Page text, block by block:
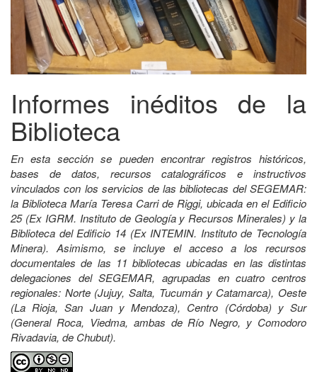
Informes inéditos de la
Biblioteca
En esta sección se pueden encontrar registros históricos,
bases de datos, recursos catalográficos e instructivos
vinculados con los servicios de las bibliotecas del SEGEMAR:
la Biblioteca María Teresa Carri de Riggi, ubicada en el Edificio
25 (Ex IGRM. Instituto de Geología y Recursos Minerales) y la
Biblioteca del Edificio 14 (Ex INTEMIN. Instituto de Tecnología
Minera). Asimismo, se incluye el acceso a los recursos
documentales de las 11 bibliotecas ubicadas en las distintas
delegaciones del SEGEMAR, agrupadas en cuatro centros
regionales: Norte (Jujuy, Salta, Tucumán y Catamarca), Oeste
(La Rioja, San Juan y Mendoza), Centro (Córdoba) y Sur
(General Roca, Viedma, ambas de Río Negro, y Comodoro
Rivadavia, de Chubut).